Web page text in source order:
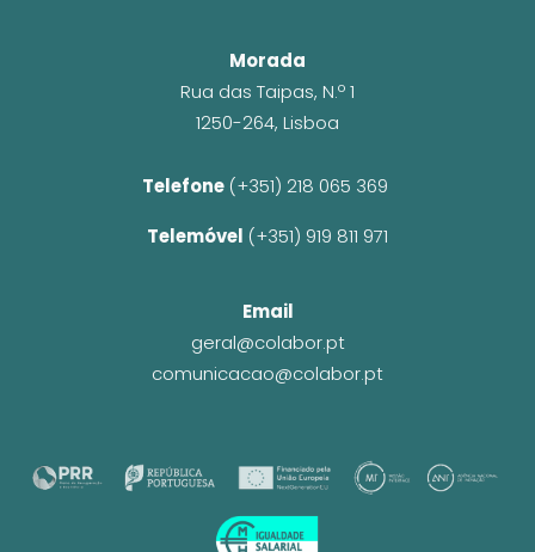
Morada
Rua das Taipas, N.º 1
1250-264, Lisboa
Telefone (+351) 218 065 369
Telemóvel (+351) 919 811 971
Email
geral@colabor.pt
comunicacao@colabor.pt